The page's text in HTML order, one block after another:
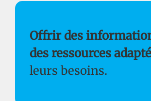
Offrir des
des ressources
leurs besoins.